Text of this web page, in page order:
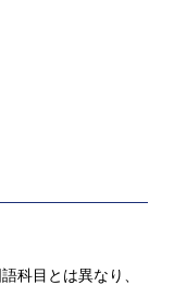
科目とは異なり、